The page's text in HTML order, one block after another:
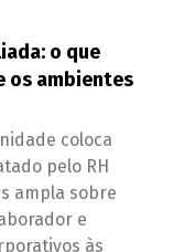
o que
os ambientes
coloca
pelo RH
ampla sobre
e
às